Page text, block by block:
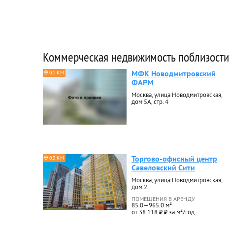
Коммерческая недвижимость поблизости
0.1 КМ
МФК Новодмитровский
ФАРМ
Москва, улица Новодмитровская,
дом 5А, стр. 4
0.3 КМ
Торгово-офисный центр
Савеловский Сити
Москва, улица Новодмитровская,
дом 2
ПОМЕЩЕНИЯ В АРЕНДУ
85.0—965.0 м²
от 38 118 ₽ ₽ за м²/год